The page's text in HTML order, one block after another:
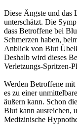
Diese Ängste und das
unterschätzt. Die
dass Betroffene bei
Schmerzen haben,
Anblick von Blut
Deshalb wird dieses
Verletzungs-Spritzen-
Werden Betroffene
es zu einer
äußern kann. Schon
Blut kann ausreichen,
Medizinische